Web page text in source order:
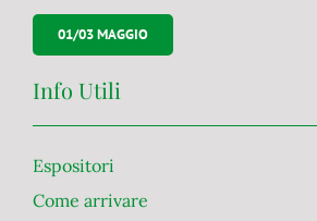
01/03 MAGGIO
Info Utili
Espositori
Come arrivare